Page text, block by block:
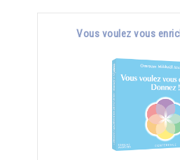
Vous voulez vous